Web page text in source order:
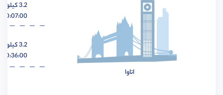
مهندسی عمران
اتاوا
3.2 کیلومتر
00:07:00 ساعت
3.2 کیلومتر
00:36:00 ساعت